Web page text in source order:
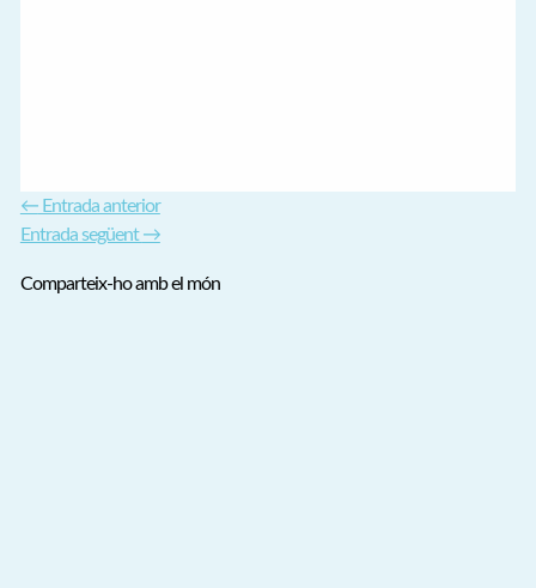
←Entrada anterior
Entrada següent→
Comparteix-ho amb el món